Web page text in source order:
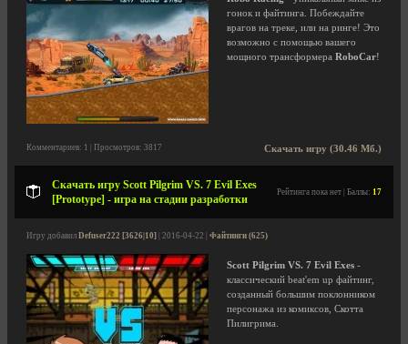
гонок и файтинга. Побеждайте
врагов на треке, или на ринге! Это
возможно с помощью вашего
мощного трансформера RoboCar!
Скачать игру (30.46 Мб.)
Комментариев: 1 | Просмотров: 3817
Скачать игру Scott Pilgrim VS. 7 Evil Exes
[Prototype] - игра на стадии разработки
Рейтинга пока нет | Баллы: 17
Игру добавил Defuser222 [3626|10] | 2016-04-22 | Файтинги (625)
Scott Pilgrim VS. 7 Evil Exes -
классический beat'em up файтинг,
созданный большим поклонником
персонажа из комиксов, Скотта
Пилигрима.